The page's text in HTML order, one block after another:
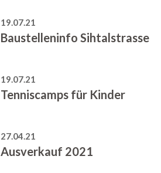
19.07.21
Baustelleninfo Sihtalstrasse
19.07.21
Tenniscamps für Kinder
27.04.21
Ausverkauf 2021